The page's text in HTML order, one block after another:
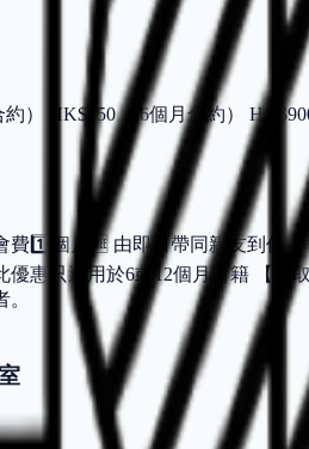
） HK$750 （6個月合約）
費1️⃣個月🆓 由即日帶同親友到任
優惠只適用於6或12個月會籍 【